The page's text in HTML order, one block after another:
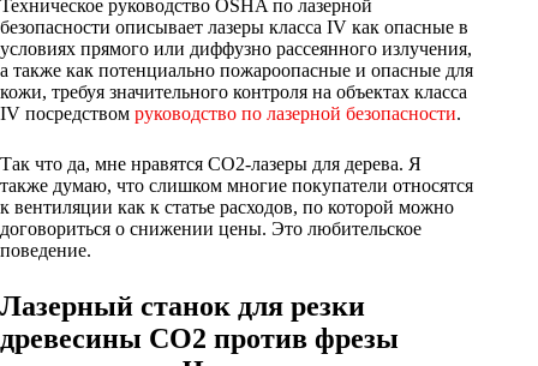
Техническое руководство OSHA по лазерной
безопасности описывает лазеры класса IV как опасные в
условиях прямого или диффузно рассеянного излучения,
а также как потенциально пожароопасные и опасные для
кожи, требуя значительного контроля на объектах класса
IV посредством руководство по лазерной безопасности.
Так что да, мне нравятся CO2-лазеры для дерева. Я
также думаю, что слишком многие покупатели относятся
к вентиляции как к статье расходов, по которой можно
договориться о снижении цены. Это любительское
поведение.
Лазерный станок для резки
древесины CO2 против фрезы